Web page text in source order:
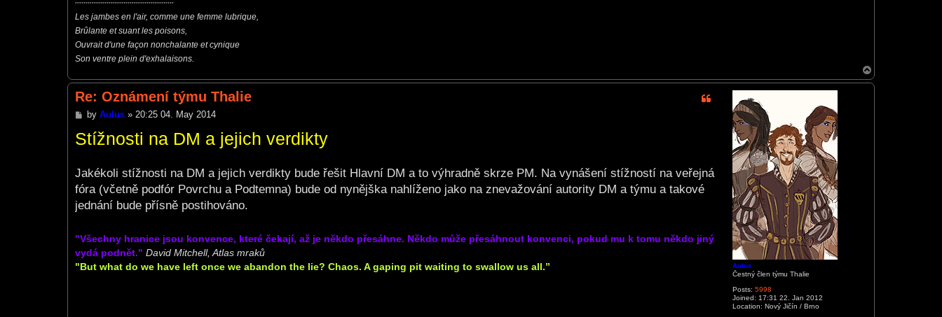
***********************************************
Les jambes en l'air, comme une femme lubrique,
Brûlante et suant les poisons,
Ouvrait d'une façon nonchalante et cynique
Son ventre plein d'exhalaisons.
o
p
Aulus
Čestný člen týmu Thalie
Posts: 5998
Joined: 17:31 22. Jan 2012
Location: Nový Jičín / Brno
Re: Oznámení týmu Thalie
P
s
t
by Aulus» 20:25 04. May 2014
Stížnosti na DM a jejich verdikty
Jakékoli stížnosti na DM a jejich verdikty bude řešit Hlavní DM a to výhradně skrze PM. Na vynášení stížností na veřejná
fóra (včetně podfór Povrchu a Podtemna) bude od nynějška nahlíženo jako na znevažování autority DM a týmu a takové
jednání bude přísně postihováno.
"Všechny hranice jsou konvence, které čekají, až je někdo přesáhne. Někdo může přesáhnout konvenci, pokud mu k tomu někdo jiný
vydá podnět." David Mitchell, Atlas mraků
"But what do we have left once we abandon the lie? Chaos. A gaping pit waiting to swallow us all.”